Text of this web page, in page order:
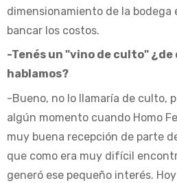
dimensionamiento de la bodega
bancar los costos.
-Tenés un "vino de culto" ¿de
hablamos?
-Bueno, no lo llamaría de culto,
algún momento cuando Homo
muy buena recepción de parte
que como era muy difícil
generó ese pequeño interés.